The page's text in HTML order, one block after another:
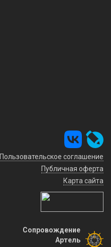
Пользовательское соглашение
Публичная оферта
Карта сайта
Сопровождение
Артель